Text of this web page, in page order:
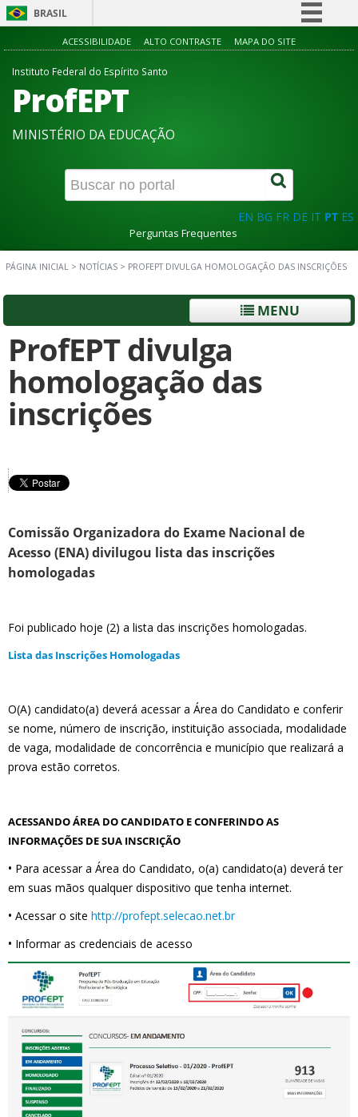
BRASIL
Simplifique!
Canais
ACESSIBILIDADE ALTO CONTRASTE MAPA DO SITE
Instituto Federal do Espírito Santo
ProfEPT
MINISTÉRIO DA EDUCAÇÃO
EN BG FR DE IT PT ES
Perguntas Frequentes
PÁGINA INICIAL > NOTÍCIAS > PROFEPT DIVULGA HOMOLOGAÇÃO DAS INSCRIÇÕES
MENU
ProfEPT divulga
homologação das
inscrições
Comissão Organizadora do Exame Nacional de
Acesso (ENA) divilugou lista das inscrições
homologadas
Foi publicado hoje (2) a lista das inscrições homologadas.
Lista das Inscrições Homologadas
O(A) candidato(a) deverá acessar a Área do Candidato e conferir
se nome, número de inscrição, instituição associada, modalidade
de vaga, modalidade de concorrência e município que realizará a
prova estão corretos.
ACESSANDO ÁREA DO CANDIDATO E CONFERINDO AS
INFORMAÇÕES DE SUA INSCRIÇÃO
• Para acessar a Área do Candidato, o(a) candidato(a) deverá ter
em suas mãos qualquer dispositivo que tenha internet.
• Acessar o site http://profept.selecao.net.br
• Informar as credenciais de acesso